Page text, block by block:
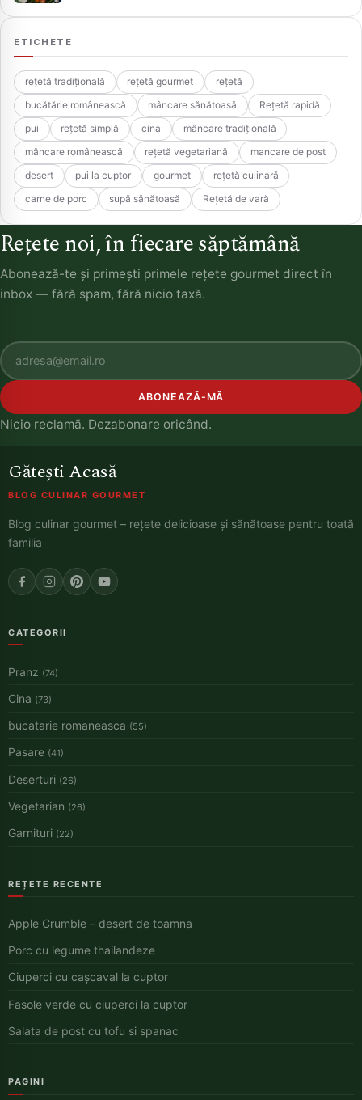
ETICHETE
rețetă tradițională rețetă gourmet
rețetă
bucătărie românească
mâncare sănătoasă
Rețetă rapidă
pui
rețetă simplă cina
mâncare tradițională
mâncare românească
rețetă vegetariană
mancare de post
desert
pui la cuptor gourmet
rețetă culinară
carne de porc
supă sănătoasă Rețetă de vară
Rețete noi, în fiecare săptămână
Abonează-te și primești primele rețete gourmet direct în
inbox — fără spam, fără nicio taxă.
ABONEAZĂ-MĂ
Nicio reclamă. Dezabonare oricând.
Gătești Acasă
BLOG CULINAR GOURMET
Blog culinar gourmet – rețete delicioase și sănătoase pentru toată
familia
CATEGORII
Pranz (74)
Cina (73)
bucatarie romaneasca (55)
Pasare (41)
Deserturi (26)
Vegetarian (26)
Garnituri (22)
REȚETE RECENTE
Apple Crumble – desert de toamna
Porc cu legume thailandeze
Ciuperci cu cașcaval la cuptor
Fasole verde cu ciuperci la cuptor
Salata de post cu tofu si spanac
PAGINI